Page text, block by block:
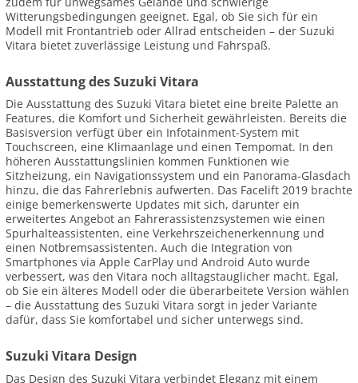
Witterungsbedingungen geeignet. Egal, ob Sie sich für ein
Modell mit Frontantrieb oder Allrad entscheiden – der Suzuki
Vitara bietet zuverlässige Leistung und Fahrspaß.
Ausstattung des Suzuki Vitara
Die Ausstattung des Suzuki Vitara bietet eine breite Palette an
Features, die Komfort und Sicherheit gewährleisten. Bereits die
Basisversion verfügt über ein Infotainment-System mit
Touchscreen, eine Klimaanlage und einen Tempomat. In den
höheren Ausstattungslinien kommen Funktionen wie
Sitzheizung, ein Navigationssystem und ein Panorama-Glasdach
hinzu, die das Fahrerlebnis aufwerten. Das Facelift 2019 brachte
einige bemerkenswerte Updates mit sich, darunter ein
erweitertes Angebot an Fahrerassistenzsystemen wie einen
Spurhalteassistenten, eine Verkehrszeichenerkennung und
einen Notbremsassistenten. Auch die Integration von
Smartphones via Apple CarPlay und Android Auto wurde
verbessert, was den Vitara noch alltagstauglicher macht. Egal,
ob Sie ein älteres Modell oder die überarbeitete Version wählen
– die Ausstattung des Suzuki Vitara sorgt in jeder Variante
dafür, dass Sie komfortabel und sicher unterwegs sind.
Suzuki Vitara Design
Das Design des Suzuki Vitara verbindet Eleganz mit einem